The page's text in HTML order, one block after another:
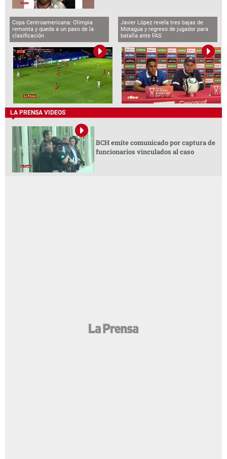
Copa Centroamericana: Olimpia
remonta y queda a un paso de la
clasificación
Javier López revela tres bajas de
Motagua y regreso de jugador para
batalla ante FAS
LA PRENSA VIDEOS
BCH emite comunicado por captura de
funcionarios vinculados al caso